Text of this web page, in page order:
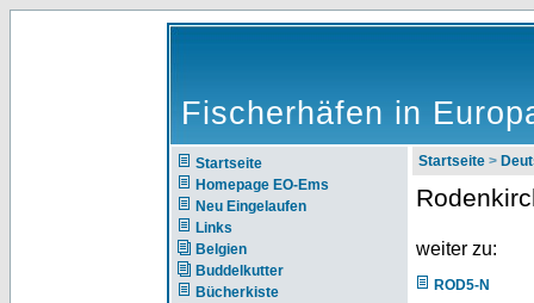
Fischerhäfen in
Startseite
Homepage EO-Ems
Neu Eingelaufen
Links
Belgien
Buddelkutter
Bücherkiste
Startseite >
weiter zu:
ROD5-N